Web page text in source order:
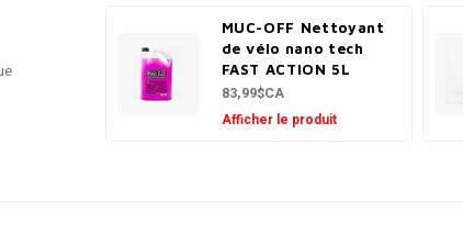
MUC-OFF Nettoyant
de vélo nano tech
FAST ACTION 5L
83,99$CA
Afficher le produit